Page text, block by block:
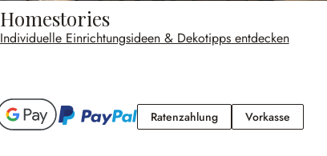
Homestories
Individuelle Einrichtungsideen & Dekotipps entdecken
RatenzahlungRatenzahlung
VorkasseVorkasse